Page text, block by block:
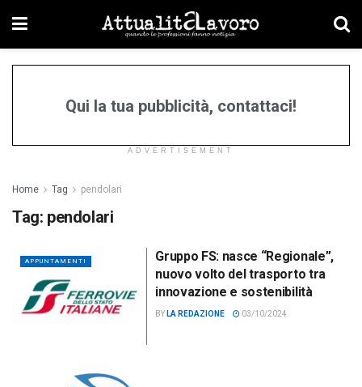
Qui la tua pubblicità, contattaci!
ADVERTISEMENT
Home Tag pendolari
Tag: pendolari
APPUNTAMENTI
Gruppo FS: nasce “Regionale”,
nuovo volto del trasporto tra
innovazione e sostenibilità
BY LA REDAZIONE 03/10/2024